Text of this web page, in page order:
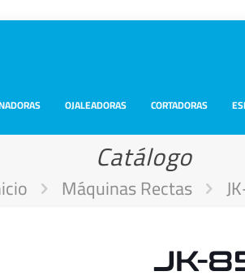
OJALEADORAS CORTADORAS
Catálogo
Máquinas Rectas
JK-